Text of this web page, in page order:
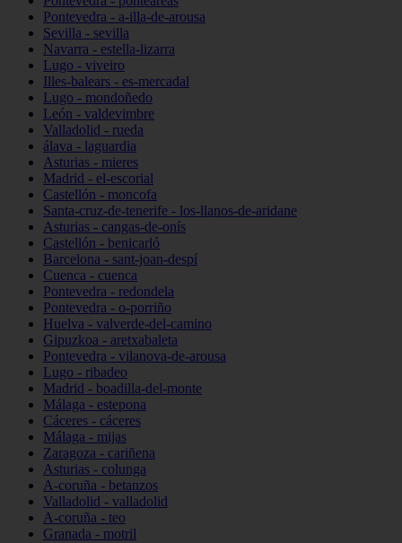
Pontevedra - a-illa-de-arousa
Sevilla - sevilla
Navarra - estella-lizarra
Lugo - viveiro
Illes-balears - es-mercadal
Lugo - mondoñedo
León - valdevimbre
Valladolid - rueda
álava - laguardia
Asturias - mieres
Madrid - el-escorial
Castellón - moncofa
Santa-cruz-de-tenerife - los-llanos-de-aridane
Asturias - cangas-de-onís
Castellón - benicarló
Barcelona - sant-joan-despí
Cuenca - cuenca
Pontevedra - redondela
Pontevedra - o-porriño
Huelva - valverde-del-camino
Gipuzkoa - aretxabaleta
Pontevedra - vilanova-de-arousa
Lugo - ribadeo
Madrid - boadilla-del-monte
Málaga - estepona
Cáceres - cáceres
Málaga - mijas
Zaragoza - cariñena
Asturias - colunga
A-coruña - betanzos
Valladolid - valladolid
A-coruña - teo
Granada - motril